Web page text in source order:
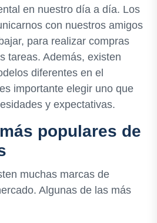
en nuestro día a día. Los
con nuestros amigos
para realizar compras
tareas. Además, existen
diferentes en el
importante elegir uno que
y expectativas.
populares de
muchas marcas de
Algunas de las más